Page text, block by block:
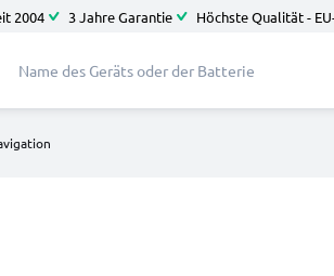
2004 3 Jahre Garantie Höchste Qualität -